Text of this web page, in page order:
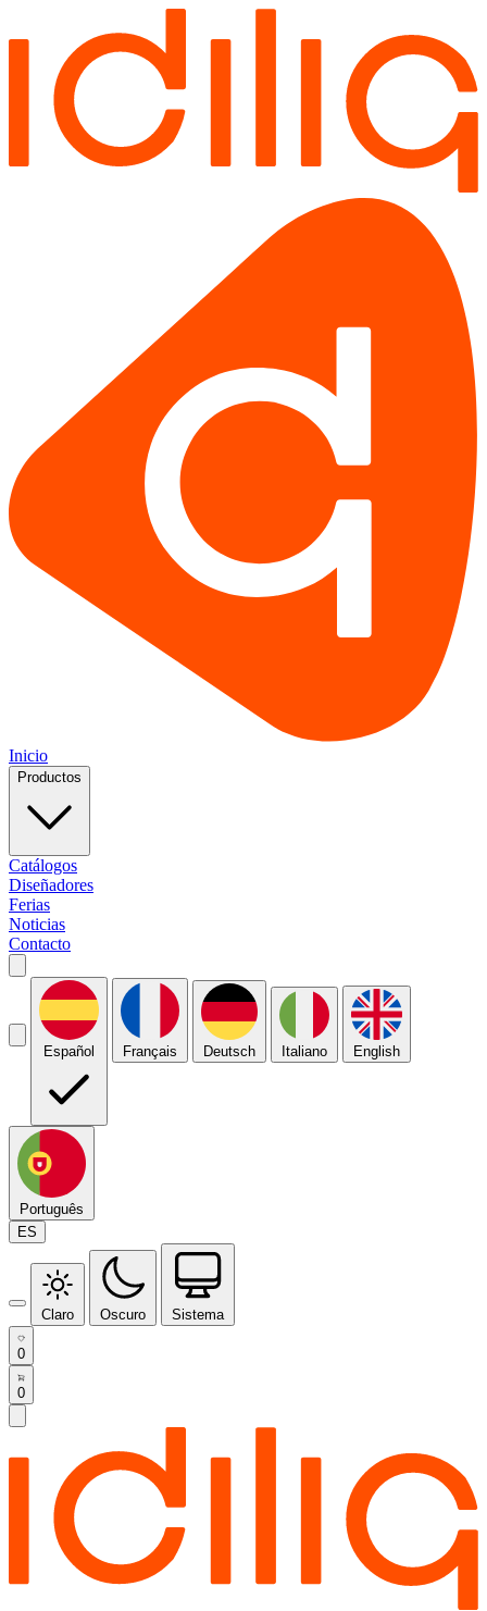
Inicio
Productos
Catálogos
Diseñadores
Ferias
Noticias
Contacto
Español Français Deutsch Italiano English
Português
ES
Claro Oscuro Sistema
0
0